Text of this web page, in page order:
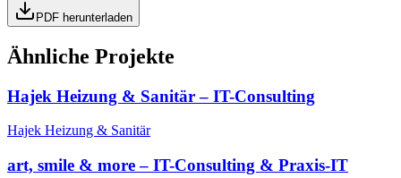
PDF herunterladen
Ähnliche Projekte
Hajek Heizung & Sanitär – IT-Consulting
Hajek Heizung & Sanitär
art, smile & more – IT-Consulting & Praxis-IT